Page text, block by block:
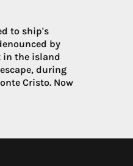
to ship's
by
in the island
during
Cristo. Now